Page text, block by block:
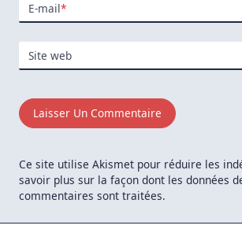
E-mail*
Site web
Ce site utilise Akismet pour réduire les
savoir plus sur la façon dont les données
commentaires sont traitées.